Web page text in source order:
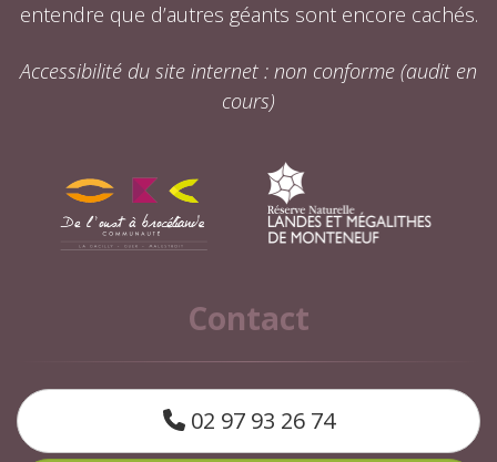
entendre que d’autres géants sont encore cachés.
Accessibilité du site internet : non conforme (audit en
cours)
Contact
02 97 93 26 74